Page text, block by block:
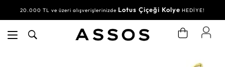
20.000 TL ve üzeri alışverişlerinizde Lotus Çiçeği Kolye HEDİYE!